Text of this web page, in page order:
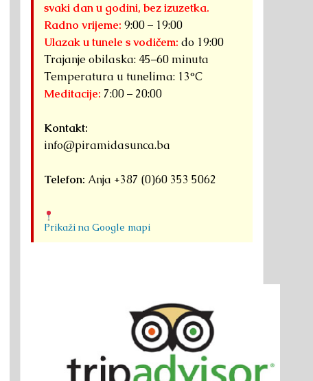
svaki dan u godini, bez izuzetka.
Radno vrijeme: 9:00 – 19:00
Ulazak u tunele s vodičem: do 19:00
Trajanje obilaska: 45–60 minuta
Temperatura u tunelima: 13°C
Meditacije: 7:00 – 20:00
Kontakt:
info@piramidasunca.ba
Telefon: Anja +387 (0)60 353 5062
Prikaži na Google mapi